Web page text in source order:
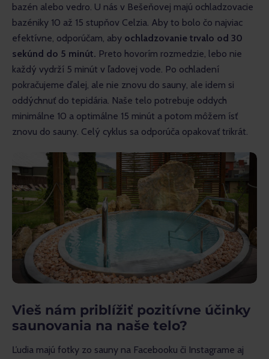
bazén alebo vedro. U nás v Bešeňovej majú ochladzovacie
bazéniky 10 až 15 stupňov Celzia. Aby to bolo čo najviac
efektívne, odporúčam, aby ochladzovanie trvalo od 30
sekúnd do 5 minút. Preto hovorím rozmedzie, lebo nie
každý vydrží 5 minút v ľadovej vode. Po ochladení
pokračujeme ďalej, ale nie znovu do sauny, ale idem si
oddýchnuť do tepidária. Naše telo potrebuje oddych
minimálne 10 a optimálne 15 minút a potom môžem ísť
znovu do sauny. Celý cyklus sa odporúča opakovať trikrát.
Vieš nám priblížiť pozitívne účinky
saunovania na naše telo?
Ľudia majú fotky zo sauny na Facebooku či Instagrame aj